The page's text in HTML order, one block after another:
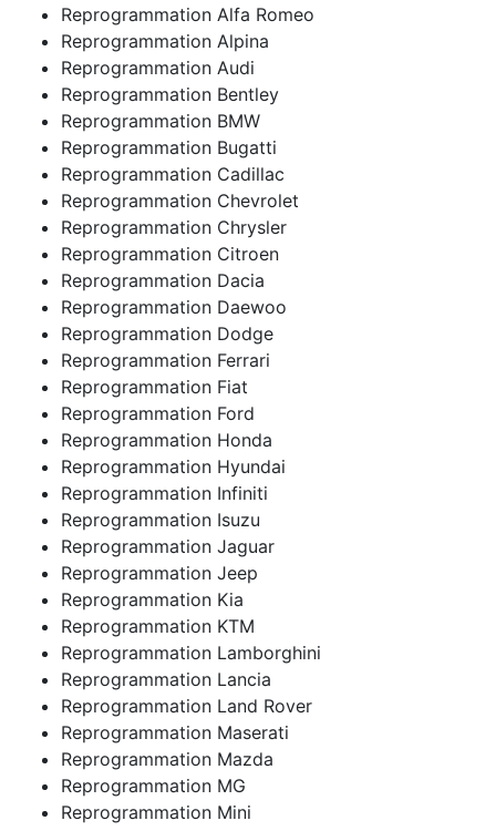
Reprogrammation Alfa Romeo
Reprogrammation Alpina
Reprogrammation Audi
Reprogrammation Bentley
Reprogrammation BMW
Reprogrammation Bugatti
Reprogrammation Cadillac
Reprogrammation Chevrolet
Reprogrammation Chrysler
Reprogrammation Citroen
Reprogrammation Dacia
Reprogrammation Daewoo
Reprogrammation Dodge
Reprogrammation Ferrari
Reprogrammation Fiat
Reprogrammation Ford
Reprogrammation Honda
Reprogrammation Hyundai
Reprogrammation Infiniti
Reprogrammation Isuzu
Reprogrammation Jaguar
Reprogrammation Jeep
Reprogrammation Kia
Reprogrammation KTM
Reprogrammation Lamborghini
Reprogrammation Lancia
Reprogrammation Land Rover
Reprogrammation Maserati
Reprogrammation Mazda
Reprogrammation MG
Reprogrammation Mini